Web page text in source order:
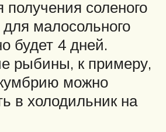
получения соленого
малосольного
будет 4 дней.
рыбины, к примеру,
можно
в холодильник на